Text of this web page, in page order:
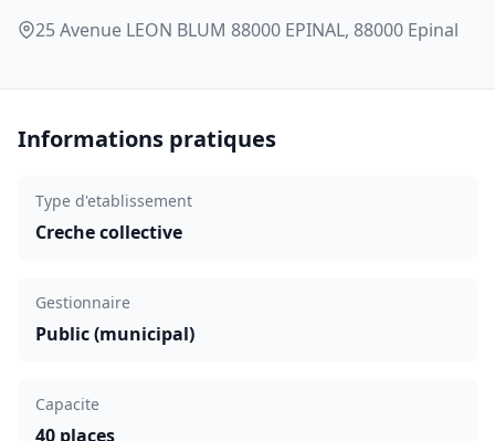
25 Avenue LEON BLUM 88000 EPINAL, 88000 Epinal
Informations pratiques
Type d'etablissement
Creche collective
Gestionnaire
Public (municipal)
Capacite
40 places